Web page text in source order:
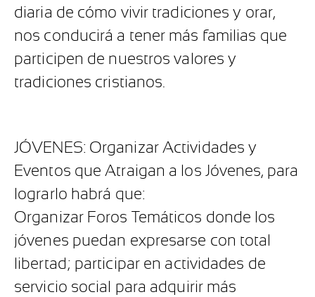
diaria de cómo vivir tradiciones y orar,
nos conducirá a tener más familias que
participen de nuestros valores y
tradiciones cristianos.
JÓVENES: Organizar Actividades y
Eventos que Atraigan a los Jóvenes, para
lograrlo habrá que:
Organizar Foros Temáticos donde los
jóvenes puedan expresarse con total
libertad; participar en actividades de
servicio social para adquirir más